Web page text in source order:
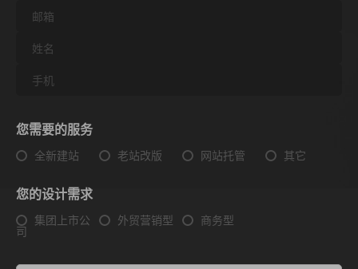
您需要的服务
全新建站 老站改版 网站托管 其它
您的设计需求
集团上市公
司
外贸营销型 商务型